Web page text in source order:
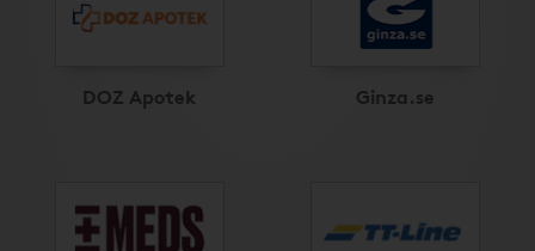
DOZ Apotek Ginza.se